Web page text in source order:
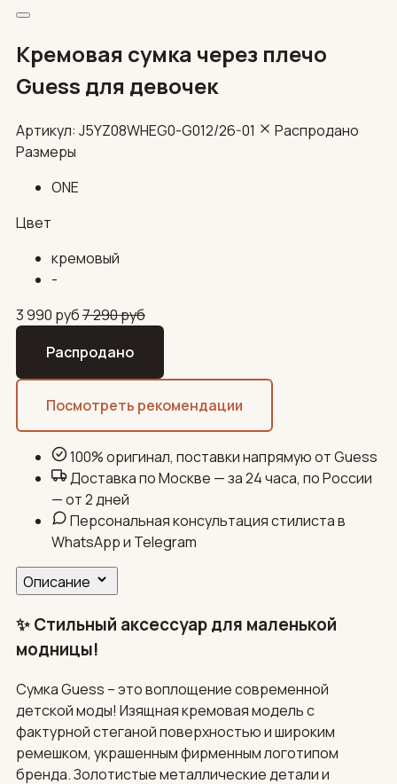
Кремовая сумка через плечо
Guess для девочек
Артикул: J5YZ08WHEG0-G012/26-01
Распродано
Размеры
ONE
Цвет
кремовый
-
3 990 руб7 290руб
Распродано
Посмотреть рекомендации
100% оригинал, поставки напрямую от Guess
Доставка по Москве — за 24 часа, по России
— от 2 дней
Персональная консультация стилиста в
WhatsApp и Telegram
Описание
✨ Стильный аксессуар для маленькой
модницы!
Сумка Guess – это воплощение современной
детской моды! Изящная кремовая модель с
фактурной стеганой поверхностью и широким
ремешком, украшенным фирменным логотипом
бренда. Золотистые металлические детали и